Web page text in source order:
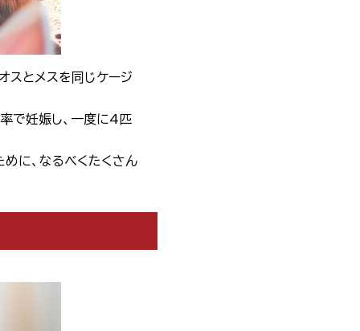
スとメスを同じケージ
で妊娠し、一度に4匹
に、なるべくたくさん